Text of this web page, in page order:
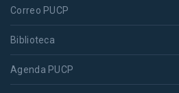
Correo PUCP
Biblioteca
Agenda PUCP